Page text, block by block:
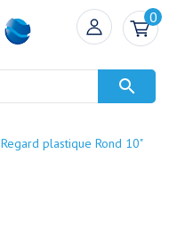
0

Regard plastique Rond 10"